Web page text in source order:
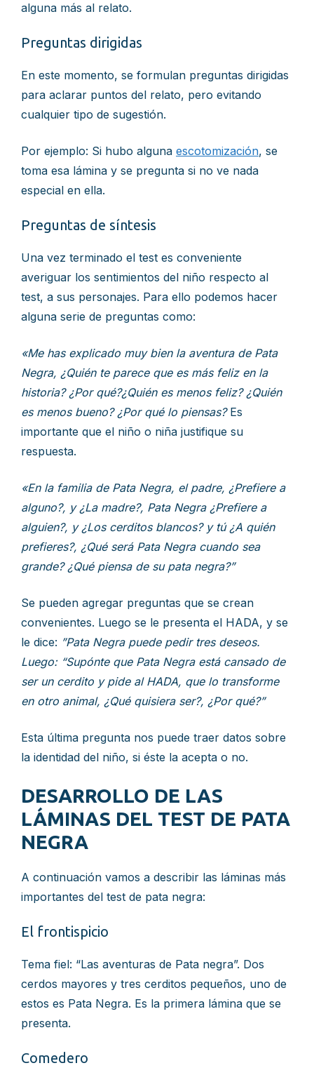
alguna más al relato.
Preguntas dirigidas
En este momento, se formulan preguntas dirigidas
para aclarar puntos del relato, pero evitando
cualquier tipo de sugestión.
Por ejemplo: Si hubo alguna escotomización, se
toma esa lámina y se pregunta si no ve nada
especial en ella.
Preguntas de síntesis
Una vez terminado el test es conveniente
averiguar los sentimientos del niño respecto al
test, a sus personajes. Para ello podemos hacer
alguna serie de preguntas como:
«Me has explicado muy bien la aventura de Pata
Negra, ¿Quién te parece que es más feliz en la
historia? ¿Por qué?¿Quién es menos feliz? ¿Quién
es menos bueno? ¿Por qué lo piensas?Es
importante que el niño o niña justifique su
respuesta.
«En la familia de Pata Negra, el padre, ¿Prefiere a
alguno?, y ¿La madre?, Pata Negra ¿Prefiere a
alguien?, y ¿Los cerditos blancos? y tú ¿A quién
prefieres?, ¿Qué será Pata Negra cuando sea
grande? ¿Qué piensa de su pata negra?”
Se pueden agregar preguntas que se crean
convenientes. Luego se le presenta el HADA, y se
le dice: ”Pata Negra puede pedir tres deseos.
Luego: “Supónte que Pata Negra está cansado de
ser un cerdito y pide al HADA, que lo transforme
en otro animal, ¿Qué quisiera ser?, ¿Por qué?”
Esta última pregunta nos puede traer datos sobre
la identidad del niño, si éste la acepta o no.
DESARROLLO DE LAS
LÁMINAS DEL TEST DE PATA
NEGRA
A continuación vamos a describir las láminas más
importantes del test de pata negra:
El frontispicio
Tema fiel: “Las aventuras de Pata negra”. Dos
cerdos mayores y tres cerditos pequeños, uno de
estos es Pata Negra. Es la primera lámina que se
presenta.
Comedero